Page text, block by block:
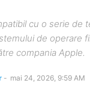
cu o serie de
de operare
compania Apple.
- mai 24, 2026, 9:59 AM